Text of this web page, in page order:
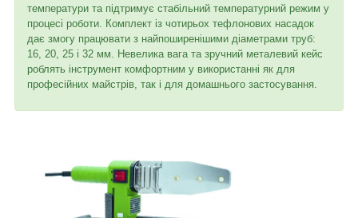
температури та підтримує стабільний температурний режим у
процесі роботи. Комплект із чотирьох тефлонових насадок
дає змогу працювати з найпоширенішими діаметрами труб:
16, 20, 25 і 32 мм. Невелика вага та зручний металевий кейс
роблять інструмент комфортним у використанні як для
професійних майстрів, так і для домашнього застосування.